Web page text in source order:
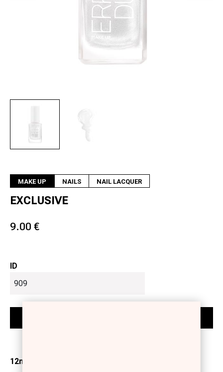
MAKE UP NAILS NAIL LACQUER
EXCLUSIVE
9.00 €
ID
12ml